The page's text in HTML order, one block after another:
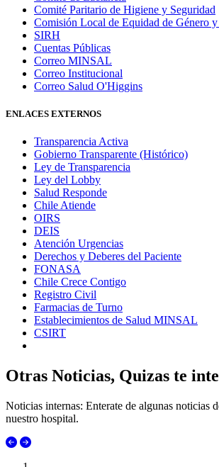
Comité Paritario de Higiene y Seguridad
Comisión Local de Equidad de Género
SIRH
Cuentas Públicas
Correo MINSAL
Correo Institucional
Correo Salud O'Higgins
ENLACES EXTERNOS
Transparencia Activa
Gobierno Transparente (Histórico)
Ley de Transparencia
Ley del Lobby
Salud Responde
Chile Atiende
OIRS
DEIS
Atención Urgencias
Derechos y Deberes del Paciente
FONASA
Chile Crece Contigo
Registro Civil
Farmacias de Turno
Establecimientos de Salud MINSAL
CSIRT
Otras Noticias, Quizas te
Noticias internas: Enterate de algunas noticias
nuestro hospital.